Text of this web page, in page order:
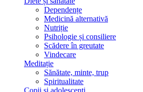
Dependențe
Medicină alternativă
Nutriție
Psihologie și consiliere
Scădere în greutate
Vindecare
Meditație
Sănătate, minte, trup
Spiritualitate